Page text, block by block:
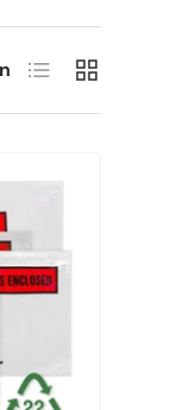
Liste Grille